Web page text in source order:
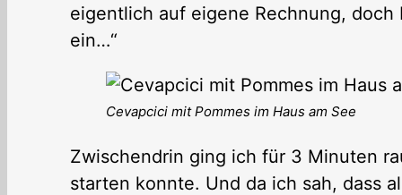
eigentlich auf eigene Rechnung,
ein…“
Cevapcici mit Pommes im Haus am See
Zwischendrin ging ich für 3 Minuten
starten konnte. Und da ich sah, dass